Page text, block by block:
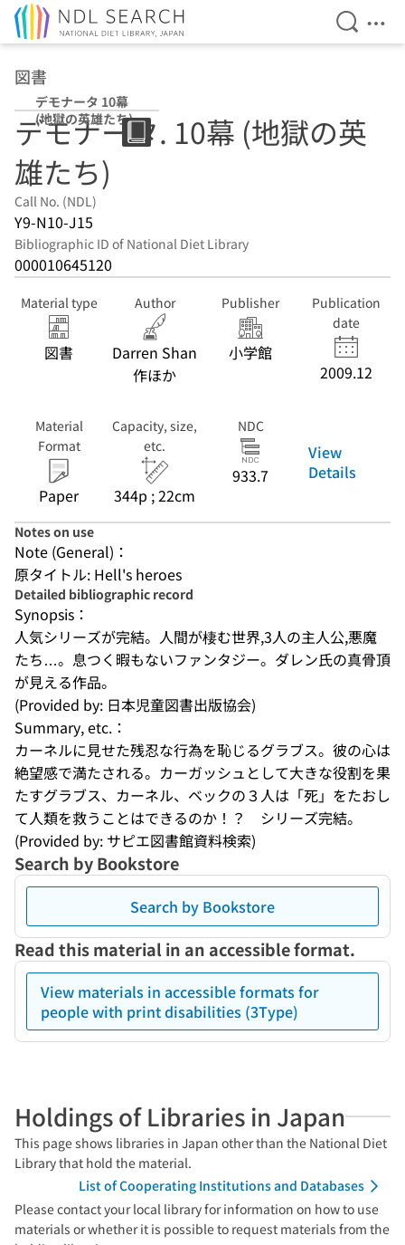
Open
図書
デモナータ 10幕
(地獄の英雄たち)
デモナータ. 10幕 (地獄の英
雄たち)
Call No. (NDL)
Y9-N10-J15
Bibliographic ID of National Diet Library
000010645120
Material type
図書
Author
Darren Shan
作ほか
Publisher
小学館
Publication
date
2009.12
Material
Format
Paper
Capacity, size,
etc.
344p ; 22cm
NDC
933.7
View
Details
Notes on use
Note (General)：
原タイトル: Hell's heroes
Detailed bibliographic record
Synopsis：
人気シリーズが完結。人間が棲む世界,3人の主人公,悪魔
たち…。息つく暇もないファンタジー。ダレン氏の真骨頂
が見える作品。
(Provided by: 日本児童図書出版協会)
Summary, etc.：
カーネルに見せた残忍な行為を恥じるグラブス。彼の心は
絶望感で満たされる。カーガッシュとして大きな役割を果
たすグラブス、カーネル、ベックの３人は「死」をたおし
て人類を救うことはできるのか！？　シリーズ完結。
(Provided by: サピエ図書館資料検索)
Search by Bookstore
Search by Bookstore
Read this material in an accessible format.
View materials in accessible formats for
people with print disabilities (3Type)
Holdings of Libraries in Japan
This page shows libraries in Japan other than the National Diet
Library that hold the material.
List of Cooperating Institutions and Databases
Please contact your local library for information on how to use
materials or whether it is possible to request materials from the